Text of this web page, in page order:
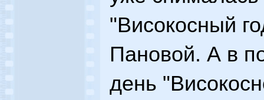
"Високосный
Пановой. А в
день